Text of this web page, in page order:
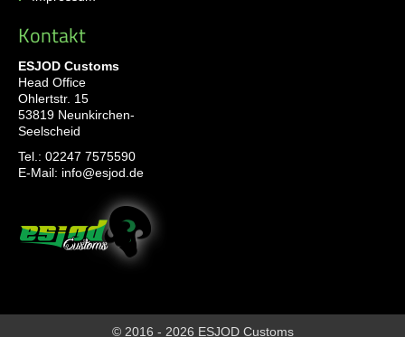
Kontakt
ESJOD Customs
Head Office
Ohlertstr. 15
53819 Neunkirchen-
Seelscheid
Tel.: 02247 7575590
E-Mail: info@esjod.de
© 2016 - 2026 ESJOD Customs